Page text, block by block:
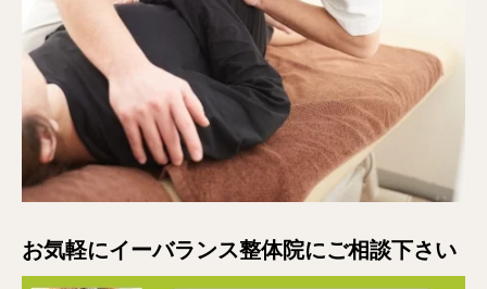
お気軽にイーバランス整体院にご相談下さい